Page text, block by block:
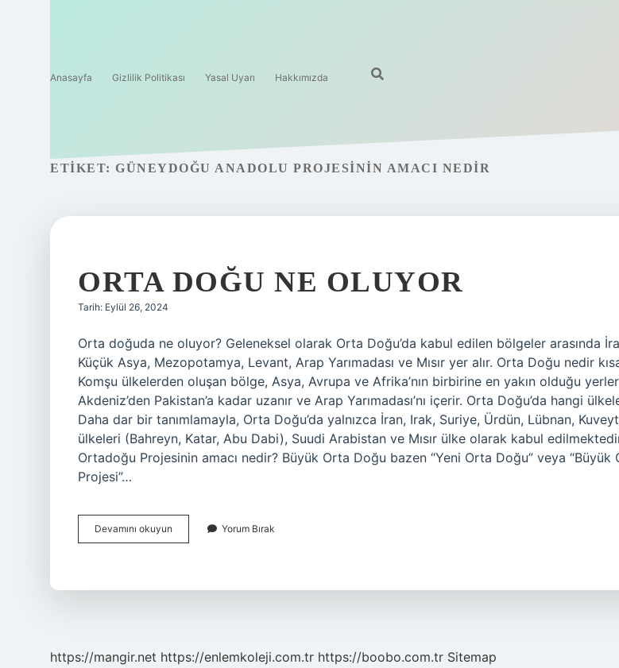
Anasayfa Gizlilik Politikası Yasal Uyarı Hakkımızda
ETIKET: GÜNEYDOĞU ANADOLU PROJESININ AMACI NEDIR
ORTA DOĞU NE OLUYOR
Tarih: Eylül 26, 2024
Orta doğuda ne oluyor? Geleneksel olarak Orta Doğu’da kabul edilen bölgeler arasında
Küçük Asya, Mezopotamya, Levant, Arap Yarımadası ve Mısır yer alır. Orta Doğu nedir
Komşu ülkelerden oluşan bölge, Asya, Avrupa ve Afrika’nın birbirine en yakın olduğu
Akdeniz’den Pakistan’a kadar uzanır ve Arap Yarımadası’nı içerir. Orta Doğu’da hangi
Daha dar bir tanımlamayla, Orta Doğu’da yalnızca İran, Irak, Suriye, Ürdün, Lübnan,
ülkeleri (Bahreyn, Katar, Abu Dabi), Suudi Arabistan ve Mısır ülke olarak kabul
Ortadoğu Projesinin amacı nedir? Büyük Orta Doğu bazen “Yeni Orta Doğu” veya “Büyük
Projesi”…
Devamını okuyun
Doğu
Yorum Bırak
https://mangir.net https://enlemkoleji.com.tr https://boobo.com.tr Sitemap